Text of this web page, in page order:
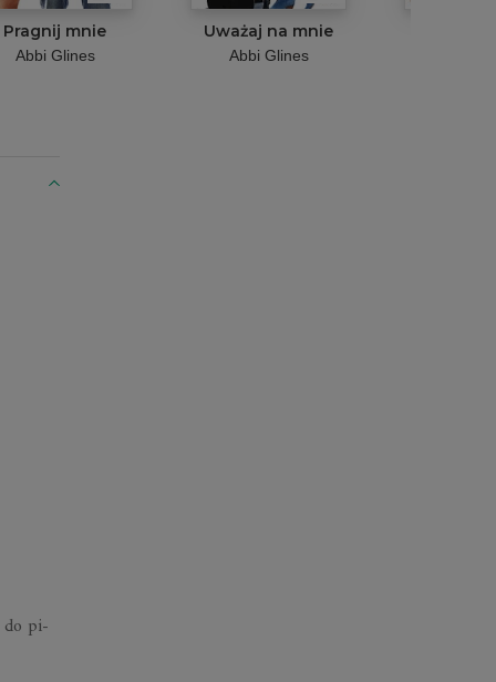
Pragnij mnie
Abbi Glines
Uważaj na mnie
Abbi Glines
do pi­